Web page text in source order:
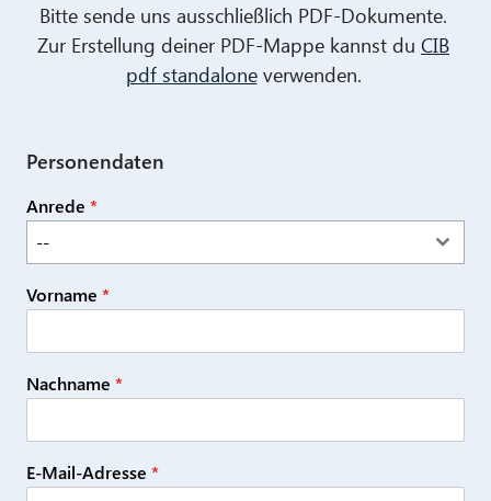
Bitte sende uns ausschließlich PDF-Dokumente.
Zur Erstellung deiner PDF-Mappe kannst du CIB
pdf standaloneverwenden.
Personendaten
Anrede *
--
Vorname *
Nachname *
E-Mail-Adresse *